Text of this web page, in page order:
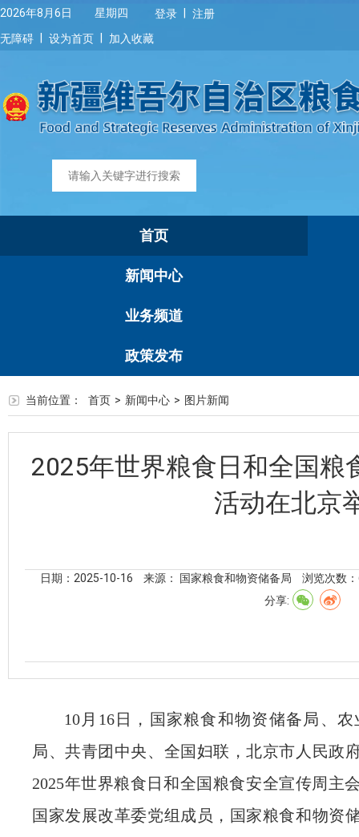
2026年8月6日 星期四 登录
注册
无障碍
设为首页 加入收藏
首页
新闻中心
业务频道
政策发布
当前位置： 首页 > 新闻中心 > 图片新闻
2025年世界粮食日和全国粮
活动在北京
日期：2025-10-16 来源： 国家粮食和物资储备局 浏览次数：
分享:
10月16日， 国家粮食和物资储备 局、
局、共青团中央、全国妇联，北京市人民政
2025年世界粮食日和全国粮食安全宣传周主
国家发展改革委党组成员， 国家粮食和物资